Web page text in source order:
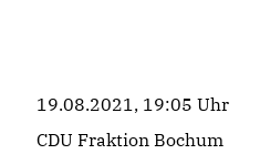
19.08.2021, 19:05 Uhr
CDU Fraktion Bochum